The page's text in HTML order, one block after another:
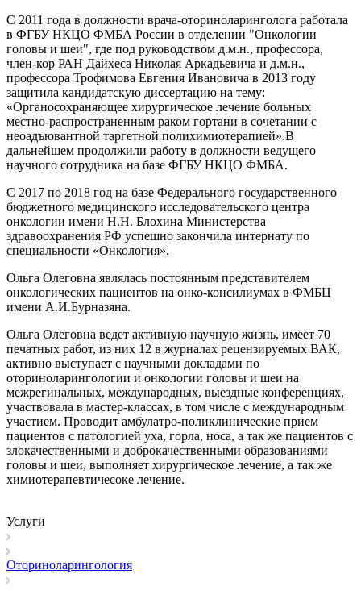
С 2011 года в должности врача-оториноларинголога работала
в ФГБУ НКЦО ФМБА России в отделении "Онкологии
головы и шеи", где под руководством д.м.н., профессора,
член-кор РАН Дайхеса Николая Аркадьевича и д.м.н.,
профессора Трофимова Евгения Ивановича в 2013 году
защитила кандидатскую диссертацию на тему:
«Органосохраняющее хирургическое лечение больных
местно-распространенным раком гортани в сочетании с
неоадъювантной таргетной полихимиотерапией».В
дальнейшем продолжили работу в должности ведущего
научного сотрудника на базе ФГБУ НКЦО ФМБА.
С 2017 по 2018 год на базе Федерального государственного
бюджетного медицинского исследовательского центра
онкологии имени Н.Н. Блохина Министерства
здравоохранения РФ успешно закончила интернату по
специальности «Онкология».
Ольга Олеговна являлась постоянным представителем
онкологических пациентов на онко-консилиумах в ФМБЦ
имени А.И.Бурназяна.
Ольга Олеговна ведет активную научную жизнь, имеет 70
печатных работ, из них 12 в журналах рецензируемых ВАК,
активно выступает с научными докладами по
оториноларингологии и онкологии головы и шеи на
межрегинальных, международных, выездные конференциях,
участвовала в мастер-классах, в том числе с международным
участием. Проводит амбулатро-поликлинические прием
пациентов с патологией уха, горла, носа, а так же пациентов с
злокачественными и доброкачественными образованиями
головы и шеи, выполняет хирургическое лечение, а так же
химиотерапевтичесоке лечение.
Услуги
Оториноларингология